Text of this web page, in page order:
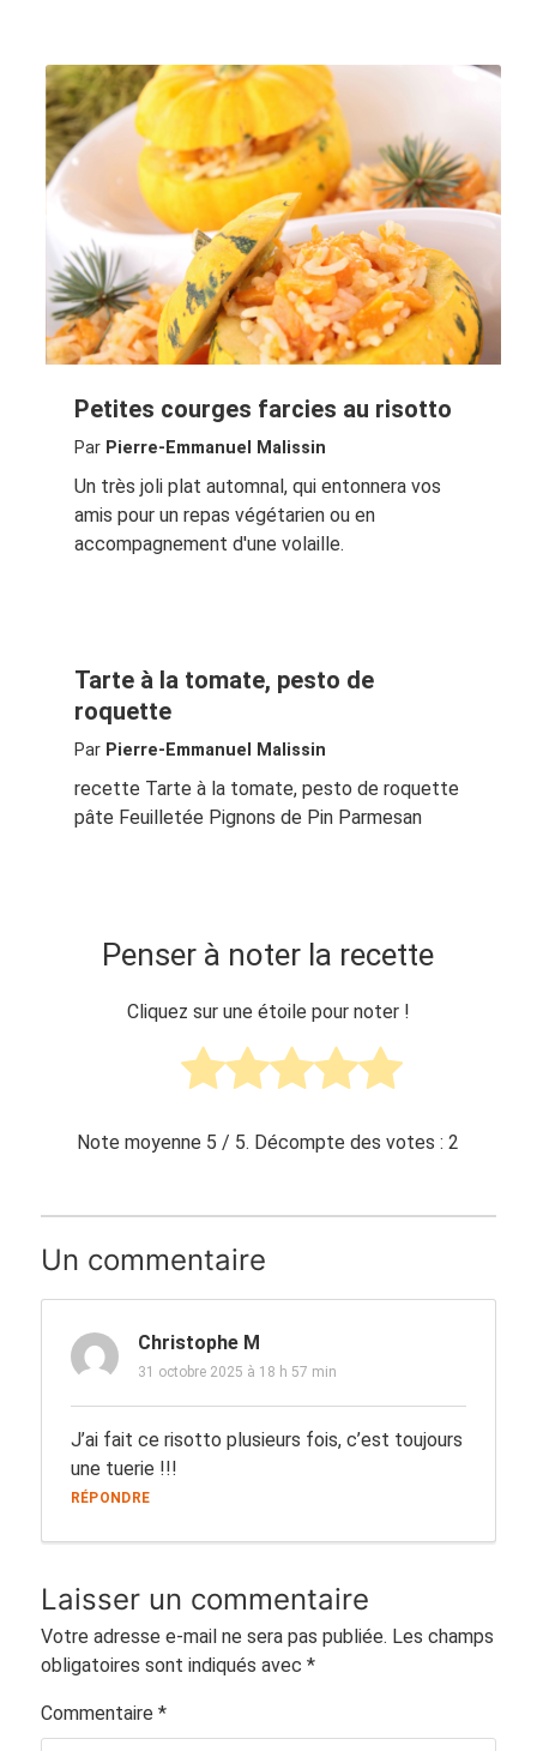
Petites courges farcies au risotto
Par Pierre-Emmanuel Malissin
Un très joli plat automnal, qui entonnera vos
amis pour un repas végétarien ou en
accompagnement d'une volaille.
Tarte à la tomate, pesto de
roquette
Par Pierre-Emmanuel Malissin
recette Tarte à la tomate, pesto de roquette
pâte Feuilletée Pignons de Pin Parmesan
Penser à noter la recette
Cliquez sur une étoile pour noter !
Note moyenne 5 / 5. Décompte des votes :2
Un commentaire
Christophe M
31 octobre 2025 à 18 h 57 min
J’ai fait ce risotto plusieurs fois, c’est toujours
une tuerie !!!
RÉPONDRE
Laisser un commentaire
Votre adresse e-mail ne sera pas publiée. Les champs
obligatoires sont indiqués avec *
Commentaire *